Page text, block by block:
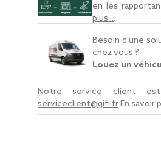
en les
plus....
Besoin d'une
chez vous ?
Louez un
Notre service client
serviceclient@gifi.frEn savoir